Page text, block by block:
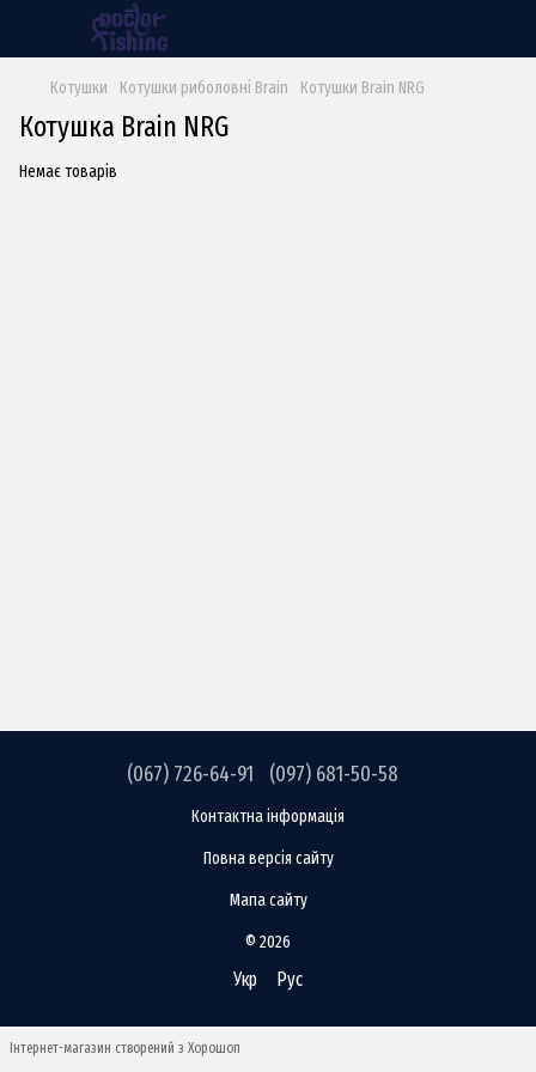
Котушки Котушки риболовні Brain Котушки Brain NRG
Котушка Brain NRG
Немає товарів
(067) 726-64-91 (097) 681-50-58
Контактна інформація
Повна версія сайту
Мапа сайту
© 2026
Укр Рус
Інтернет-магазин створений з Хорошоп